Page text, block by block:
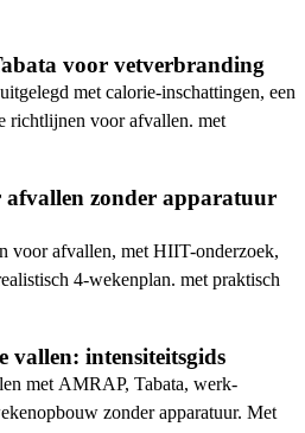
voor vetverbranding
met calorie-inschattingen, een
richtlijnen voor afvallen. met
afvallen zonder apparatuur
voor afvallen, met HIIT-onderzoek,
4-wekenplan. met praktisch
vallen: intensiteitsgids
met AMRAP, Tabata, werk-
zonder apparatuur. Met